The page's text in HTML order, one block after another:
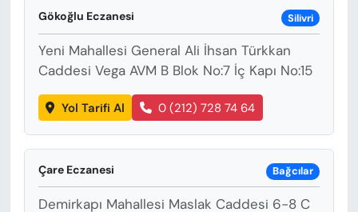
Gökoğlu Eczanesi Silivri
Yeni Mahallesi General Ali İhsan Türkkan
Caddesi Vega AVM B Blok No:7 İç Kapı No:15
Yol Tarifi Al 0 (212) 728 74 64
Çare Eczanesi Bağcılar
Demirkapı Mahallesi Maslak Caddesi 6-8 C